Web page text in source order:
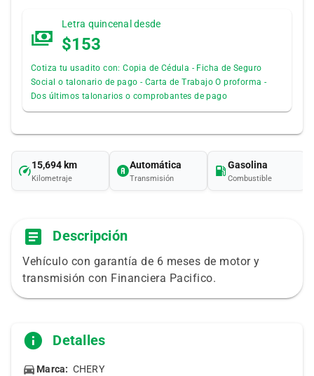
Letra quincenal desde
$153
Cotiza tu usadito con: Copia de Cédula - Ficha de Seguro
Social o talonario de pago - Carta de Trabajo O proforma -
Dos últimos talonarios o comprobantes de pago
15,694 km
Kilometraje
Automática
Transmisión
Gasolina
Combustible
Descripción
Vehículo con garantía de 6 meses de motor y
transmisión con Financiera Pacifico.
Detalles
Marca: CHERY